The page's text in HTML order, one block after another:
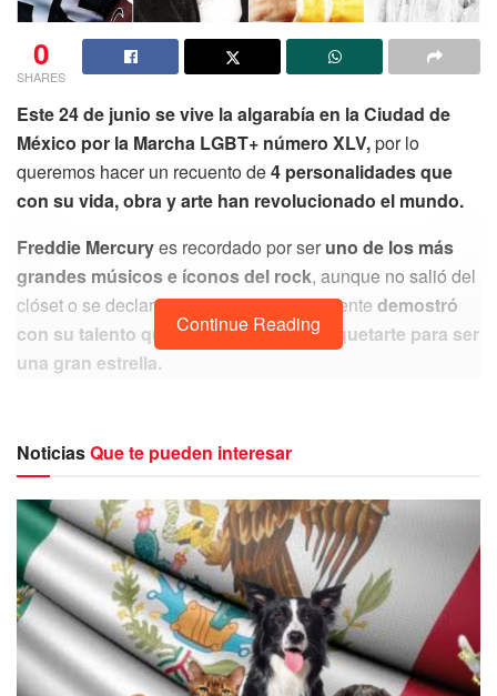
0
SHARES
Este 24 de junio se vive la algarabía en la Ciudad de
México por la Marcha LGBT+ número XLV,por lo
queremos hacer un recuento de4 personalidades que
con su vida, obra y arte han revolucionado el mundo.
Freddie Mercuryes recordado por ser uno de los más
grandes músicos e íconos del rock, aunque no salió del
clóset o se declaró homosexual abiertamente demostró
con su talento que no es necesario etiquetarte para ser
una gran estrella.
Continue Reading
NoticiasQue te pueden interesar